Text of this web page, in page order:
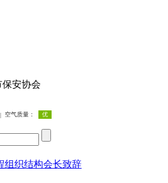
安协会
组织结构会长致辞